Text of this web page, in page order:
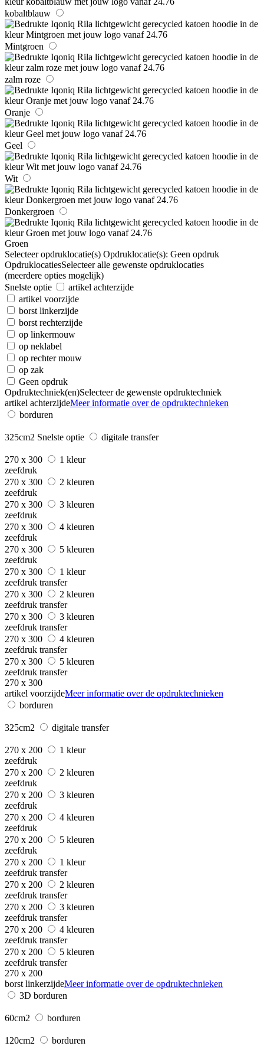
kobaltblauw
Mintgroen
zalm roze
Oranje
Geel
Wit
Donkergroen
Groen
Selecteer opdruklocatie(s) Opdruklocatie(s): Geen opdruk
OpdruklocatiesSelecteer alle gewenste opdruklocaties
(meerdere opties mogelijk)
Snelste optie
artikel achterzijde
artikel voorzijde
borst linkerzijde
borst rechterzijde
op linkermouw
op neklabel
op rechter mouw
op zak
Geen opdruk
Opdruktechniek(en)Selecteer de gewenste opdruktechniek
artikel achterzijdeMeer informatie over de opdruktechnieken
borduren
325cm2 Snelste optie digitale transfer
270 x 300
1 kleur
zeefdruk
270 x 300
2 kleuren
zeefdruk
270 x 300
3 kleuren
zeefdruk
270 x 300
4 kleuren
zeefdruk
270 x 300
5 kleuren
zeefdruk
270 x 300
1 kleur
zeefdruk transfer
270 x 300
2 kleuren
zeefdruk transfer
270 x 300
3 kleuren
zeefdruk transfer
270 x 300
4 kleuren
zeefdruk transfer
270 x 300
5 kleuren
zeefdruk transfer
270 x 300
artikel voorzijdeMeer informatie over de opdruktechnieken
borduren
325cm2 digitale transfer
270 x 200
1 kleur
zeefdruk
270 x 200
2 kleuren
zeefdruk
270 x 200
3 kleuren
zeefdruk
270 x 200
4 kleuren
zeefdruk
270 x 200
5 kleuren
zeefdruk
270 x 200
1 kleur
zeefdruk transfer
270 x 200
2 kleuren
zeefdruk transfer
270 x 200
3 kleuren
zeefdruk transfer
270 x 200
4 kleuren
zeefdruk transfer
270 x 200
5 kleuren
zeefdruk transfer
270 x 200
borst linkerzijdeMeer informatie over de opdruktechnieken
3D borduren
60cm2 borduren
120cm2 borduren